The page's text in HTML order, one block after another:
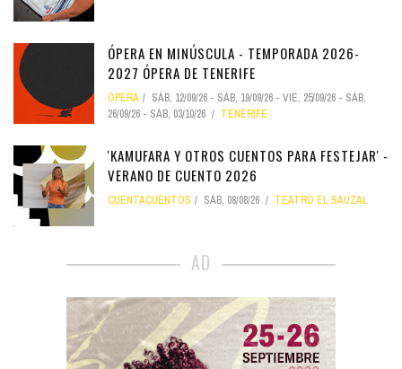
ÓPERA EN MINÚSCULA - TEMPORADA 2026-
2027 ÓPERA DE TENERIFE
ÓPERA SÁB, 12/09/26 - SÁB, 19/09/26 - VIE, 25/09/26 - SÁB,
26/09/26 - SÁB, 03/10/26 TENERIFE
'KAMUFARA Y OTROS CUENTOS PARA FESTEJAR' -
VERANO DE CUENTO 2026
CUENTACUENTOS SÁB, 08/08/26 TEATRO EL SAUZAL
AD